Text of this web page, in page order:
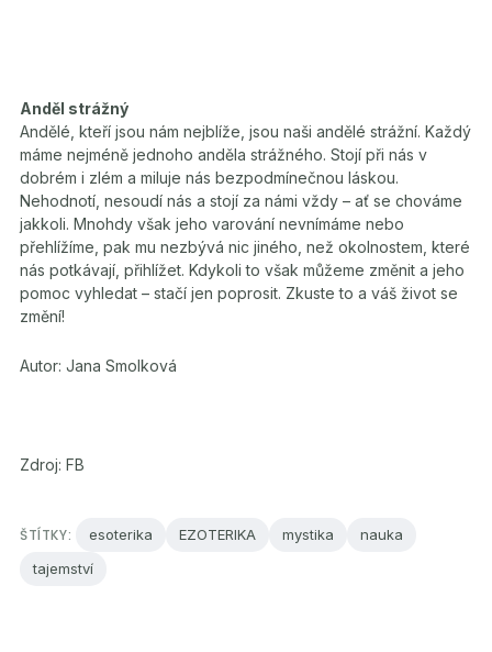
Anděl strážný
Andělé, kteří jsou nám nejblíže, jsou naši andělé strážní. Každý
máme nejméně jednoho anděla strážného. Stojí při nás v
dobrém i zlém a miluje nás bezpodmínečnou láskou.
Nehodnotí, nesoudí nás a stojí za námi vždy – ať se chováme
jakkoli. Mnohdy však jeho varování nevnímáme nebo
přehlížíme, pak mu nezbývá nic jiného, než okolnostem, které
nás potkávají, přihlížet. Kdykoli to však můžeme změnit a jeho
pomoc vyhledat – stačí jen poprosit. Zkuste to a váš život se
změní!
Autor: Jana Smolková
Zdroj: FB
ŠTÍTKY: esoterika EZOTERIKA mystika
nauka
tajemství